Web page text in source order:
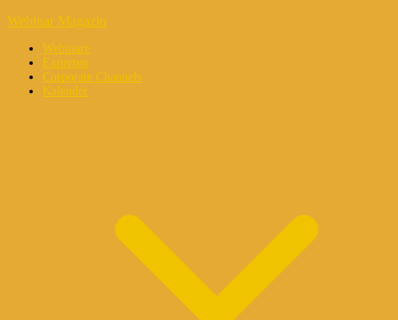
Webinar Magazin
Webinare
Experten
Corporate Channels
Kalender